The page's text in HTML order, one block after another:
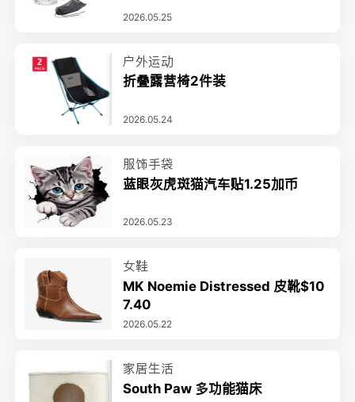
2026.05.25
户外运动
折叠露营椅2件装
2026.05.24
服饰手袋
蓝眼灰虎斑猫汽车贴1.25加币
2026.05.23
女鞋
MK Noemie Distressed 皮靴$10
7.40
2026.05.22
家居生活
South Paw 多功能猫床